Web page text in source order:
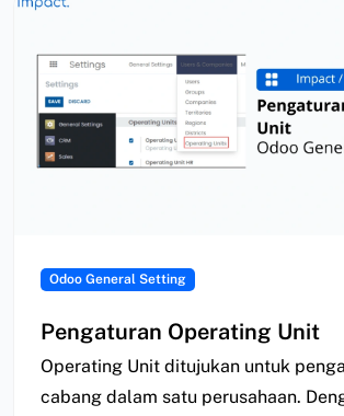
Odoo General Setting
Pengaturan Operating Unit
Operating Unit ditujukan untuk
cabang dalam satu perusahaan.